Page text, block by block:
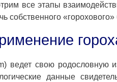
все этапы
ведет свою родословную
данные